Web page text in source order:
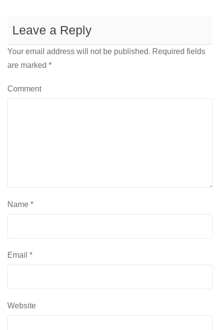
Leave a Reply
Your email address will not be published. Required fields
are marked *
Comment
Name *
Email *
Website